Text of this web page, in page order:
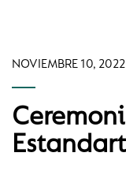
NOVIEMBRE 10, 2022